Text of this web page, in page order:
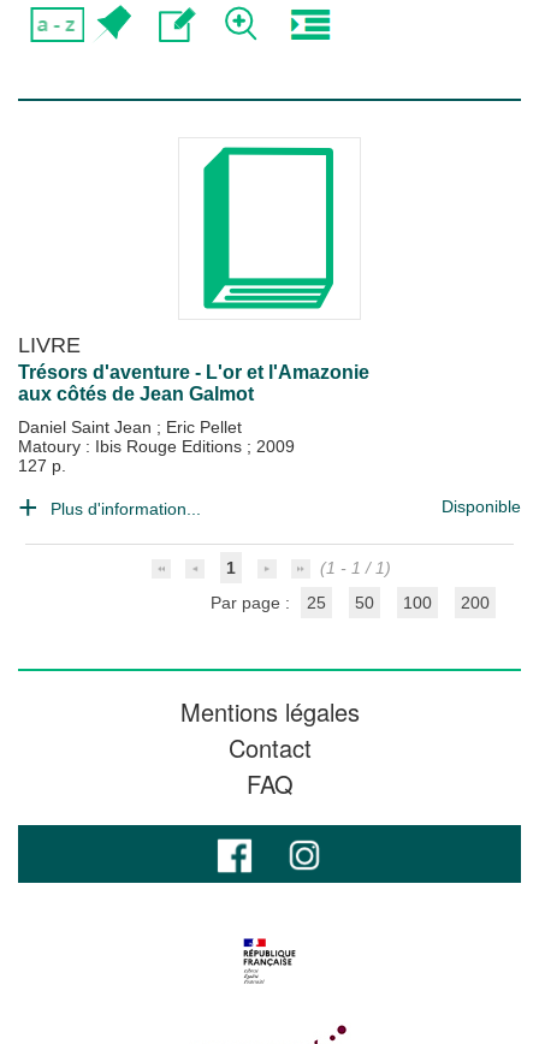
LIVRE
Trésors d'aventure - L'or et l'Amazonie
aux côtés de Jean Galmot
Daniel Saint Jean ; Eric Pellet
Matoury : Ibis Rouge Editions ; 2009
127 p.
Plus d'information... Disponible
1
(1 - 1 / 1)
Par page :
25 50 100 200
Mentions légales
Contact
FAQ